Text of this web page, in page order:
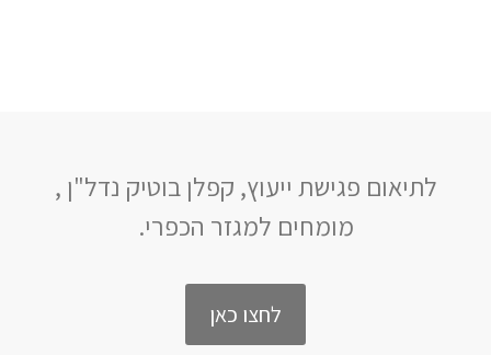
לתיאום פגישת ייעוץ, קפלן בוטיק נדל"ן ,
מומחים למגזר הכפרי.
לחצו כאן